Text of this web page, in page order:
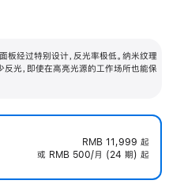
板经过特别设计，反光率极低。纳米纹理
光，即使在高亮光源的工作场所也能保
RMB 11,999 起
或 RMB 500/月 (24 期) 起